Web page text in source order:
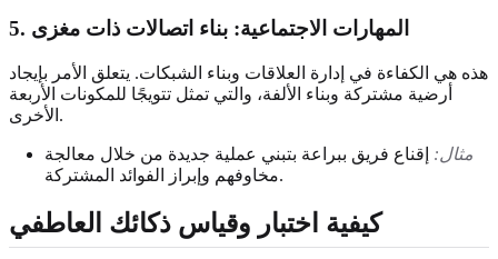
5. المهارات الاجتماعية: بناء اتصالات ذات مغزى
هذه هي الكفاءة في إدارة العلاقات وبناء الشبكات. يتعلق الأمر بإيجاد
أرضية مشتركة وبناء الألفة، والتي تمثل تتويجًا للمكونات الأربعة
الأخرى.
مثال: إقناع فريق ببراعة بتبني عملية جديدة من خلال معالجة
مخاوفهم وإبراز الفوائد المشتركة.
كيفية اختبار وقياس ذكائك العاطفي